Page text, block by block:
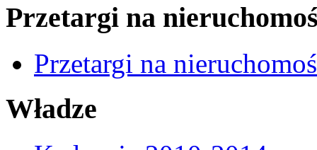
Przetargi na
Przetargi na
Władze